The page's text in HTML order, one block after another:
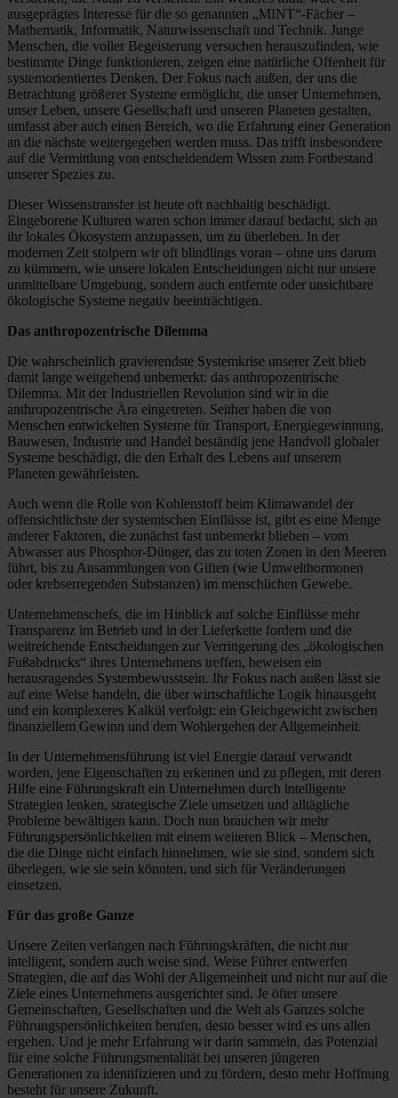
ausgeprägtes Interesse für die so genannten „MINT“-Fächer –
Mathematik, Informatik, Naturwissenschaft und Technik. Junge
Menschen, die voller Begeisterung versuchen herauszufinden, wie
bestimmte Dinge funktionieren, zeigen eine natürliche Offenheit für
systemorientiertes Denken. Der Fokus nach außen, der uns die
Betrachtung größerer Systeme ermöglicht, die unser Unternehmen,
unser Leben, unsere Gesellschaft und unseren Planeten gestalten,
umfasst aber auch einen Bereich, wo die Erfahrung einer Generation
an die nächste weitergegeben werden muss. Das trifft insbesondere
auf die Vermittlung von entscheidendem Wissen zum Fortbestand
unserer Spezies zu.
Dieser Wissenstransfer ist heute oft nachhaltig beschädigt.
Eingeborene Kulturen waren schon immer darauf bedacht, sich an
ihr lokales Ökosystem anzupassen, um zu überleben. In der
modernen Zeit stolpern wir oft blindlings voran – ohne uns darum
zu kümmern, wie unsere lokalen Entscheidungen nicht nur unsere
unmittelbare Umgebung, sondern auch entfernte oder unsichtbare
ökologische Systeme negativ beeinträchtigen.
Das anthropozentrische Dilemma
Die wahrscheinlich gravierendste Systemkrise unserer Zeit blieb
damit lange weitgehend unbemerkt: das anthropozentrische
Dilemma. Mit der Industriellen Revolution sind wir in die
anthropozentrische Ära eingetreten. Seither haben die von
Menschen entwickelten Systeme für Transport, Energiegewinnung,
Bauwesen, Industrie und Handel beständig jene Handvoll globaler
Systeme beschädigt, die den Erhalt des Lebens auf unserem
Planeten gewährleisten.
Auch wenn die Rolle von Kohlenstoff beim Klimawandel der
offensichtlichste der systemischen Einflüsse ist, gibt es eine Menge
anderer Faktoren, die zunächst fast unbemerkt blieben – vom
Abwasser aus Phosphor-Dünger, das zu toten Zonen in den Meeren
führt, bis zu Ansammlungen von Giften (wie Umwelthormonen
oder krebserregenden Substanzen) im menschlichen Gewebe.
Unternehmenschefs, die im Hinblick auf solche Einflüsse mehr
Transparenz im Betrieb und in der Lieferkette fordern und die
weitreichende Entscheidungen zur Verringerung des „ökologischen
Fußabdrucks“ ihres Unternehmens treffen, beweisen ein
herausragendes Systembewusstsein. Ihr Fokus nach außen lässt sie
auf eine Weise handeln, die über wirtschaftliche Logik hinausgeht
und ein komplexeres Kalkül verfolgt: ein Gleichgewicht zwischen
finanziellem Gewinn und dem Wohlergehen der Allgemeinheit.
In der Unternehmensführung ist viel Energie darauf verwandt
worden, jene Eigenschaften zu erkennen und zu pflegen, mit deren
Hilfe eine Führungskraft ein Unternehmen durch intelligente
Strategien lenken, strategische Ziele umsetzen und alltägliche
Probleme bewältigen kann. Doch nun brauchen wir mehr
Führungspersönlichkeiten mit einem weiteren Blick – Menschen,
die die Dinge nicht einfach hinnehmen, wie sie sind, sondern sich
überlegen, wie sie sein könnten, und sich für Veränderungen
einsetzen.
Für das große Ganze
Unsere Zeiten verlangen nach Führungskräften, die nicht nur
intelligent, sondern auch weise sind. Weise Führer entwerfen
Strategien, die auf das Wohl der Allgemeinheit und nicht nur auf die
Ziele eines Unternehmens ausgerichtet sind. Je öfter unsere
Gemeinschaften, Gesellschaften und die Welt als Ganzes solche
Führungspersönlichkeiten berufen, desto besser wird es uns allen
ergehen. Und je mehr Erfahrung wir darin sammeln, das Potenzial
für eine solche Führungsmentalität bei unseren jüngeren
Generationen zu identifizieren und zu fördern, desto mehr Hoffnung
besteht für unsere Zukunft.